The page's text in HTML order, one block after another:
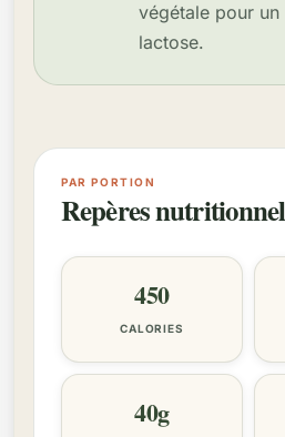
végétale pour un
lactose.
PAR PORTION
Repères
450
CALORIES
40g